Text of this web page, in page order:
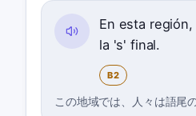
En esta
la 's' final.
B2
この地域では、人々は語尾